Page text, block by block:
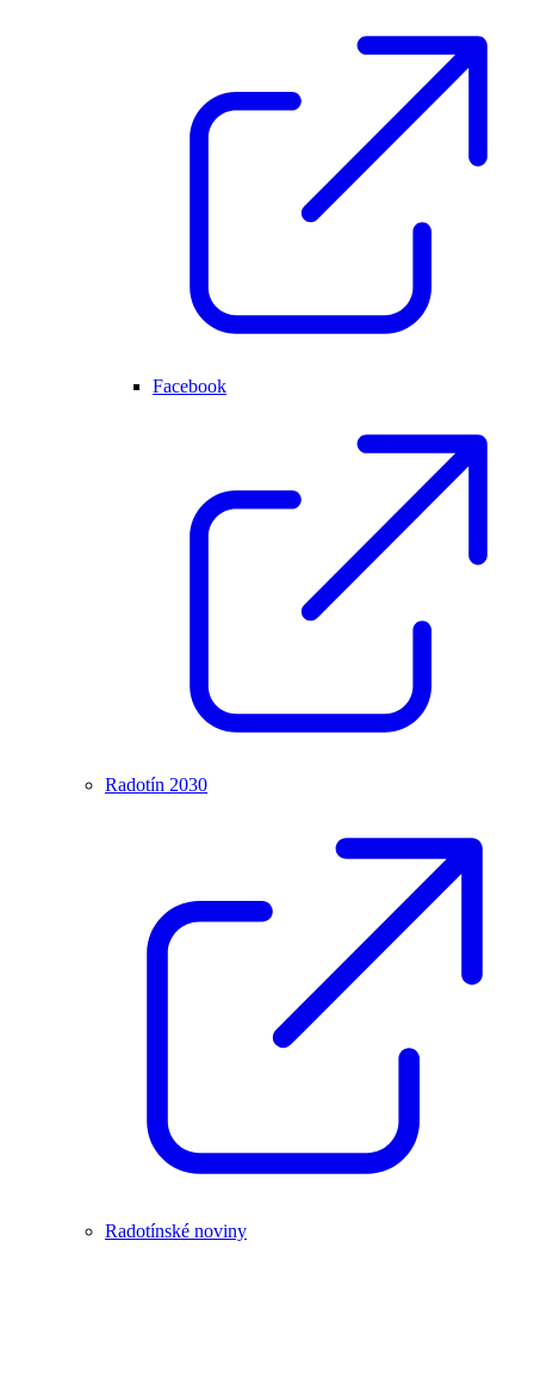
Facebook
Radotín 2030
Radotínské noviny